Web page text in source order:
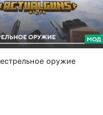
оружие